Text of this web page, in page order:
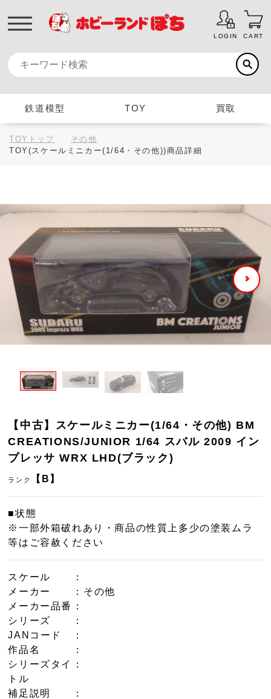
LOGIN CART
鉄道模型 TOY 買取
TOYトップ
その他
TOY(スケールミニカー(1/64・その他))商品詳細
【中古】スケールミニカー(1/64・その他) BM
CREATIONS/JUNIOR 1/64 スバル 2009 イン
プレッサ WRX LHD(ブラック)
ランク 【B】
■状態
※一部外箱破れあり・商品の性質上多少の塗装ムラ
等はご容赦ください
スケール
：
メーカー
：その他
メーカー品番
：
シリーズ
：
JANコード
：
作品名
：
シリーズタイ
トル
：
補足説明
：